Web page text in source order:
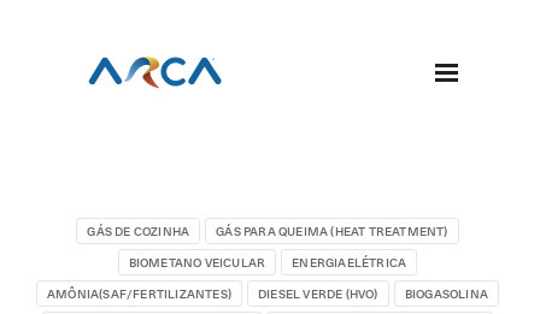
GÁS DE COZINHA
GÁS PARA QUEIMA (HEAT TREATMENT)
BIOMETANO VEICULAR
ENERGIAELÉTRICA
AMÔNIA(SAF/FERTILIZANTES)
DIESEL VERDE (HVO)
BIOGASOLINA